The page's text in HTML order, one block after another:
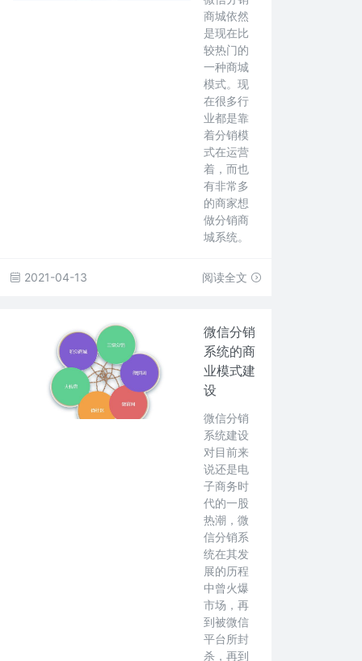
商城依然
是现在比
较热门的
一种商城
模式。现
在很多行
业都是靠
着分销模
式在运营
着，而也
有非常多
的商家想
做分销商
城系统。
2021-04-13 阅读全文
微信分销
系统的商
业模式建
设
微信分销
系统建设
对目前来
说还是电
子商务时
代的一股
热潮，微
信分销系
统在其发
展的历程
中曾火爆
市场，再
到被微信
平台所封
杀，再到